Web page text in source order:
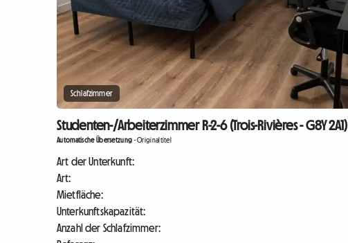
Schlafzimmer
Studenten-/Arbeiterzimmer R-2-6 (Trois-Rivières - G8Y 2A1)
Automatische Übersetzung -Originaltitel
Art der Unterkunft:
Art:
Mietfläche:
Unterkunftskapazität:
Anzahl der Schlafzimmer: